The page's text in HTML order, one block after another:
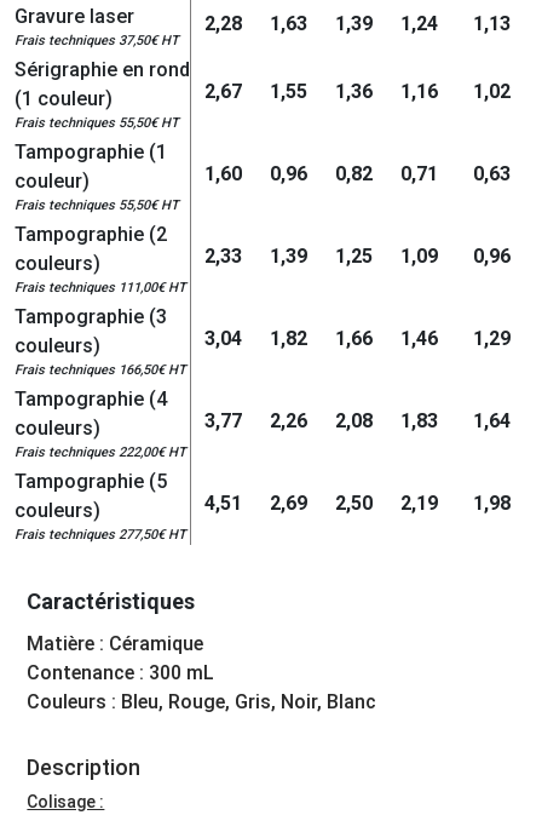
Gravure laser
Frais techniques 37,50€ HT
2,28 1,63 1,39 1,24
1,13
Sérigraphie en rond
(1 couleur)
Frais techniques 55,50€ HT
2,67 1,55 1,36 1,16 1,02
Tampographie (1
couleur)
Frais techniques 55,50€ HT
1,60 0,96 0,82 0,71 0,63
Tampographie (2
couleurs)
Frais techniques 111,00€ HT
2,33 1,39 1,25 1,09 0,96
Tampographie (3
couleurs)
Frais techniques 166,50€ HT
3,04 1,82 1,66 1,46 1,29
Tampographie (4
couleurs)
Frais techniques 222,00€ HT
3,77 2,26 2,08 1,83 1,64
Tampographie (5
couleurs)
Frais techniques 277,50€ HT
4,51 2,69 2,50 2,19 1,98
Caractéristiques
Matière : Céramique
Contenance : 300 mL
Couleurs : Bleu, Rouge, Gris, Noir, Blanc
Description
Colisage :